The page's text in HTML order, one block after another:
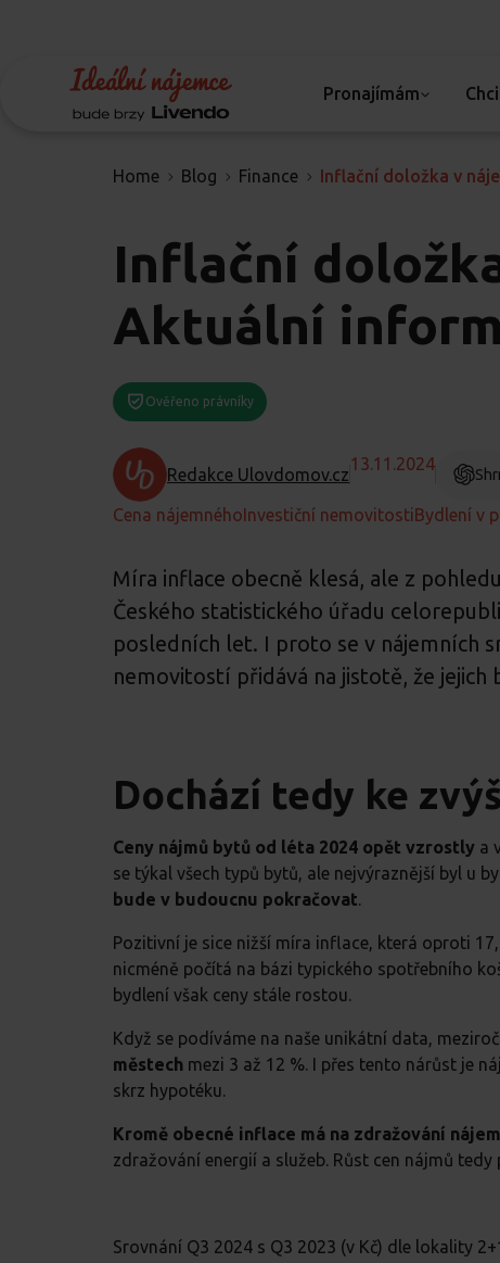
Pronajímám
Home Blog Finance Inflační doložka v
Inflační
Aktuální
Ověřeno právníky
Redakce Ulovdomov.cz
13.11.2024
Cena nájemnéhoInvestiční nemovitostiBydlení v
Míra inflace obecně klesá, ale z
Českého statistického úřadu
posledních let. I proto se v nájemních
nemovitostí přidává na jistotě, že
Dochází tedy ke
Ceny nájmů bytů od léta 2024 opět vzrostly a
se týkal všech typů bytů, ale nejvýraznější byl u
bude v budoucnu pokračovat.
Pozitivní je sice nižší míra inflace, která oproti
nicméně počítá na bázi typického spotřebního
bydlení však ceny stále rostou.
Když se podíváme na naše unikátní data,
městech mezi 3 až 12 %. I přes tento nárůst je
skrz hypotéku.
Kromě obecné inflace má na zdražování
zdražování energií a služeb. Růst cen nájmů
Srovnání Q3 2024 s Q3 2023 (v Kč) dle lokality